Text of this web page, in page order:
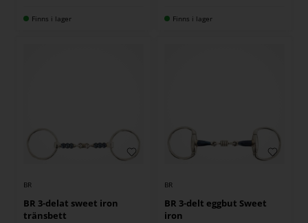
Finns i lager Finns i lager
BR
BR 3-delat sweet iron
tränsbett
BR
BR 3-delt eggbut Sweet
iron